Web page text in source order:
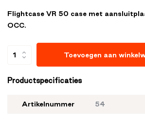
Flightcase VR 50 case met
OCC.
Toevoegen aan
Productspecificaties
Artikelnummer 54